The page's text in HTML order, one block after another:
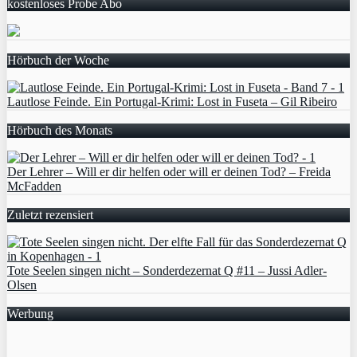
kostenloses Probe Abo
Hörbuch der Woche
Lautlose Feinde. Ein Portugal-Krimi: Lost in Fuseta – Gil Ribeiro
Hörbuch des Monats
Der Lehrer – Will er dir helfen oder will er deinen Tod? – Freida
McFadden
Zuletzt rezensiert
Tote Seelen singen nicht – Sonderdezernat Q #11 – Jussi Adler-
Olsen
Werbung